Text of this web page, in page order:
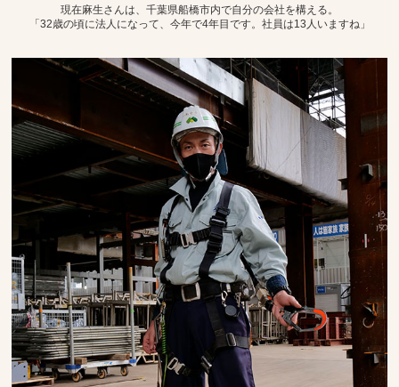
現在麻生さんは、千葉県船橋市内で自分の会社を構える。
「32歳の頃に法人になって、今年で4年目です。社員は13人いますね」